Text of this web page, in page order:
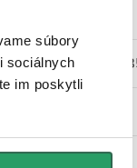
súbory
sociálnych
im poskytli
:
skla: